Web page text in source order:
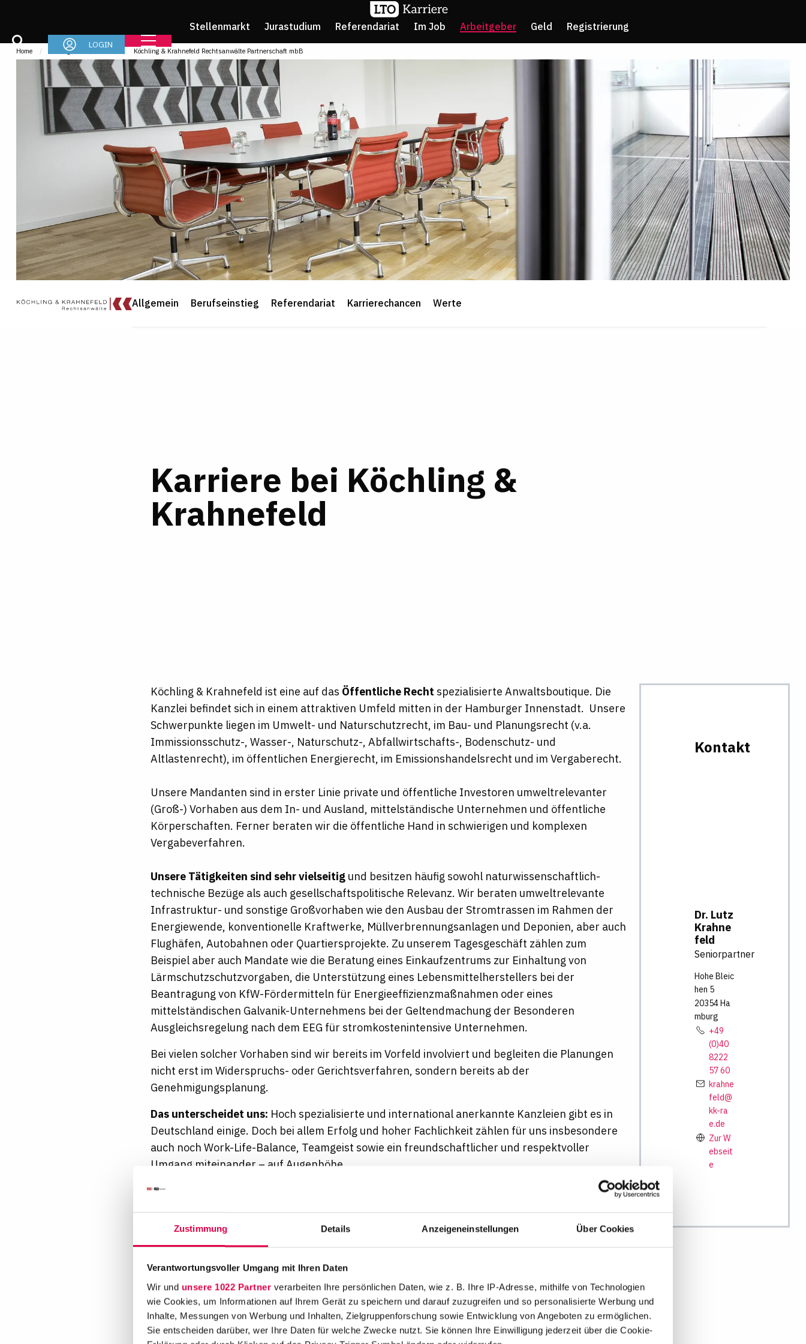
Zustimmung Details Anzeigeneinstellungen Über Cookies
Verantwortungsvoller Umgang mit Ihren Daten
Wir und unsere 1022 Partner verarbeiten Ihre persönlichen Daten, wie z. B. Ihre IP-Adresse, mithilfe von Technologien
wie Cookies, um Informationen auf Ihrem Gerät zu speichern und darauf zuzugreifen und so personalisierte Werbung und
Inhalte, Messungen von Werbung und Inhalten, Zielgruppenforschung sowie Entwicklung von Angeboten zu ermöglichen.
Sie entscheiden darüber, wer Ihre Daten für welche Zwecke nutzt. Sie können Ihre Einwilligung jederzeit über die Cookie-
Stellenmarkt Jurastudium Referendariat Im Job Arbeitgeber Geld Registrierung
LOGIN
Home Arbeitgeber Köchling & Krahnefeld Rechtsanwälte Partnerschaft mbB
Allgemein Berufseinstieg Referendariat Karrierechancen Werte
Karriere bei Köchling &
Krahnefeld
Köchling & Krahnefeld ist eine auf das Öffentliche Recht spezialisierte Anwaltsboutique. Die
Kanzlei befindet sich in einem attraktiven Umfeld mitten in der Hamburger Innenstadt. Unsere
Schwerpunkte liegen im Umwelt- und Naturschutzrecht, im Bau- und Planungsrecht (v.a.
Immissionsschutz-, Wasser-, Naturschutz-, Abfallwirtschafts-, Bodenschutz- und
Altlastenrecht), im öffentlichen Energierecht, im Emissionshandelsrecht und im Vergaberecht.
Unsere Mandanten sind in erster Linie private und öffentliche Investoren umweltrelevanter
(Groß-) Vorhaben aus dem In- und Ausland, mittelständische Unternehmen und öffentliche
Körperschaften. Ferner beraten wir die öffentliche Hand in schwierigen und komplexen
Vergabeverfahren.
Unsere Tätigkeiten sind sehr vielseitigund besitzen häufig sowohl naturwissenschaftlich-
technische Bezüge als auch gesellschaftspolitische Relevanz. Wir beraten umweltrelevante
Infrastruktur- und sonstige Großvorhaben wie den Ausbau der Stromtrassen im Rahmen der
Energiewende, konventionelle Kraftwerke, Müllverbrennungsanlagen und Deponien, aber auch
Flughäfen, Autobahnen oder Quartiersprojekte. Zu unserem Tagesgeschäft zählen zum
Beispiel aber auch Mandate wie die Beratung eines Einkaufzentrums zur Einhaltung von
Lärmschutzschutzvorgaben, die Unterstützung eines Lebensmittelherstellers bei der
Beantragung von KfW-Fördermitteln für Energieeffizienzmaßnahmen oder eines
mittelständischen Galvanik-Unternehmens bei der Geltendmachung der Besonderen
Ausgleichsregelung nach dem EEG für stromkostenintensive Unternehmen.
Bei vielen solcher Vorhaben sind wir bereits im Vorfeld involviert und begleiten die Planungen
nicht erst im Widerspruchs- oder Gerichtsverfahren, sondern bereits ab der
Genehmigungsplanung.
Das unterscheidet uns: Hoch spezialisierte und international anerkannte Kanzleien gibt es in
Deutschland einige. Doch bei allem Erfolg und hoher Fachlichkeit zählen für uns insbesondere
auch noch Work-Life-Balance, Teamgeist sowie ein freundschaftlicher und respektvoller
Umgang miteinander – auf Augenhöhe.
Und damit Überstunden und Wochenendarbeit weiterhin die Ausnahme bleiben, suchen wir
Kontakt
Dr. Lutz
Krahne
feld
Seniorpartner
Hohe Bleic
hen 5
20354Ha
mburg
+49
(0)40
8222
57 60
krahne
feld@
kk-ra
e.de
Zur W
ebseit
e